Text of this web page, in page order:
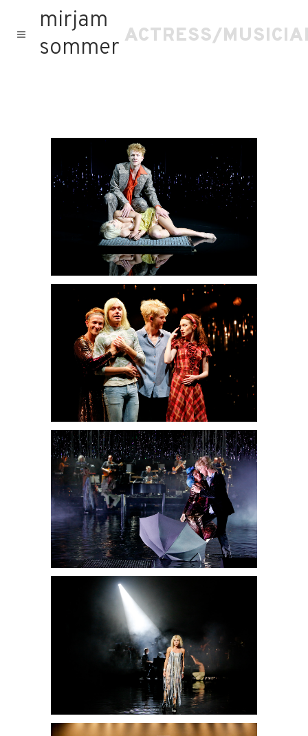
mirjam
sommer ACTRESS/